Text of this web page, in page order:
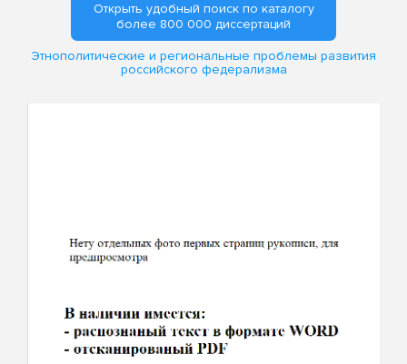
Открыть удобный поиск по каталогу
более 800 000 диссертаций
Этнополитические и региональные проблемы развития
российского федерализма